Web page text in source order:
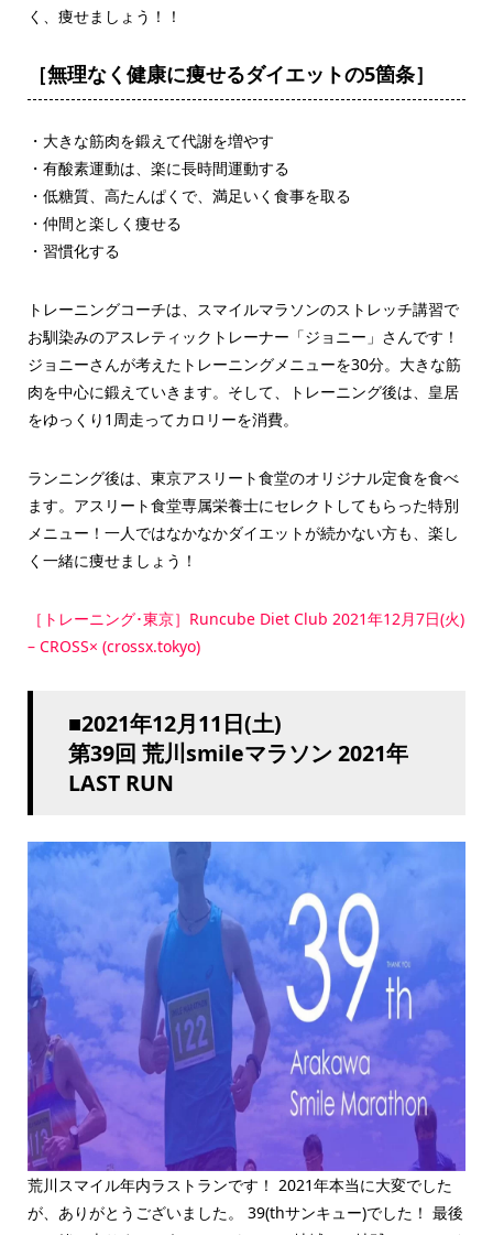
く、痩せましょう！！
［無理なく健康に痩せるダイエットの5箇条］
・大きな筋肉を鍛えて代謝を増やす
・有酸素運動は、楽に長時間運動する
・低糖質、高たんぱくで、満足いく食事を取る
・仲間と楽しく痩せる
・習慣化する
トレーニングコーチは、スマイルマラソンのストレッチ講習で
お馴染みのアスレティックトレーナー「ジョニー」さんです！
ジョニーさんが考えたトレーニングメニューを30分。大きな筋
肉を中心に鍛えていきます。そして、トレーニング後は、皇居
をゆっくり1周走ってカロリーを消費。
ランニング後は、東京アスリート食堂のオリジナル定食を食べ
ます。アスリート食堂専属栄養士にセレクトしてもらった特別
メニュー！一人ではなかなかダイエットが続かない方も、楽し
く一緒に痩せましょう！
［トレーニング･東京］Runcube Diet Club 2021年12月7日(火)
– CROSS× (crossx.tokyo)
■2021年12月11日(土)
第39回 荒川smileマラソン 2021年
LAST RUN
荒川スマイル年内ラストランです！ 2021年本当に大変でした
が、ありがとうございました。 39(thサンキュー)でした！ 最後